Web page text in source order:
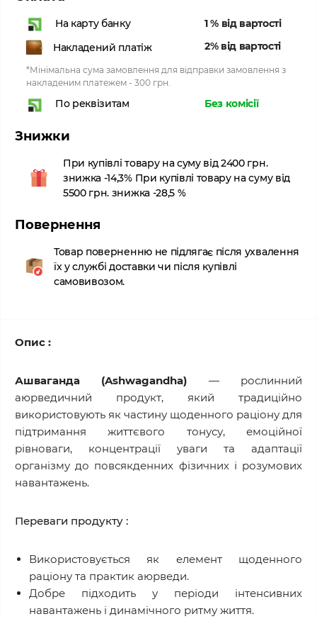
На карту банку
1 % від вартості
Накладений платіж
2% від вартості
*Мінімальна сума замовлення для відправки замовлення з
накладеним платежем - 300 грн.
По реквізитам Без комісії
Знижки
При купівлі товару на суму від 2400 грн.
знижка -14,3% При купівлі товару на суму від
5500 грн. знижка -28,5 %
Повернення
Товар поверненню не підлягає після ухвалення
їх у службі доставки чи після купівлі
самовивозом.
Опис :
Ашваганда (Ashwagandha) — рослинний
аюрведичний продукт, який традиційно
використовують як частину щоденного раціону для
підтримання життєвого тонусу, емоційної
рівноваги, концентрації уваги та адаптації
організму до повсякденних фізичних і розумових
навантажень.
Переваги продукту :
Використовується як елемент щоденного
раціону та практик аюрведи.
Добре підходить у періоди інтенсивних
навантажень і динамічного ритму життя.